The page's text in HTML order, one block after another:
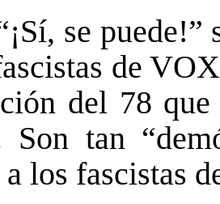
se puede!”
de
del 78
Son tan
los fascistas